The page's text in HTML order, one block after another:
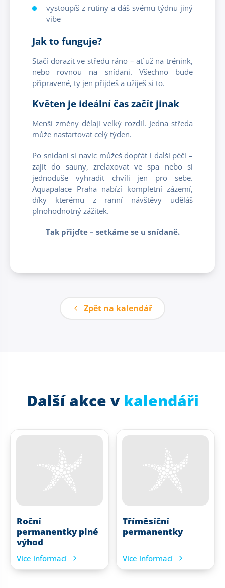
vystoupíš z rutiny a dáš svému týdnu jiný
vibe
Jak to funguje?
Stačí dorazit ve středu ráno – ať už na trénink,
nebo rovnou na snídani. Všechno bude
připravené, ty jen přijdeš a užiješ si to.
Květen je ideální čas začít jinak
Menší změny dělají velký rozdíl. Jedna středa
může nastartovat celý týden.
Po snídani si navíc můžeš dopřát i další péči –
zajít do sauny, zrelaxovat ve spa nebo si
jednoduše vyhradit chvíli jen pro sebe.
Aquapalace Praha nabízí kompletní zázemí,
díky kterému z ranní návštěvy uděláš
plnohodnotný zážitek.
Tak přijďte – setkáme se u snídaně.
Zpět na kalendář
Další akce v kalendáři
Roční
permanentky plné
výhod
Více informací
Tříměsíční
permanentky
Více informací